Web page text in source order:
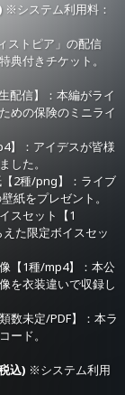
※システム利用料：
ストピア」の配信
典付きチケット。
配信】：本編がライ
めの保険のミニライ
】：アイデスが皆様
した。
2種/png】：ライブ
紙をプレゼント。
スセット【1
た限定ボイスセッ
【1種/mp4】：本公
を衣装違いで収録し
数未定/PDF】：本ラ
ード。
込) ※システム利用